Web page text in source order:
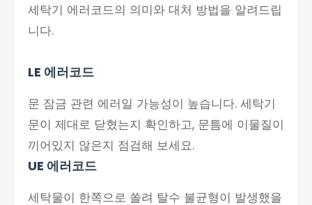
세탁기 에러코드의 의미와 대처 방법을 알려드립
니다.
LE 에러코드
문 잠금 관련 에러일 가능성이 높습니다. 세탁기
문이 제대로 닫혔는지 확인하고, 문틈에 이물질이
끼어있지 않은지 점검해 보세요.
UE 에러코드
세탁물이 한쪽으로 쏠려 탈수 불균형이 발생했을